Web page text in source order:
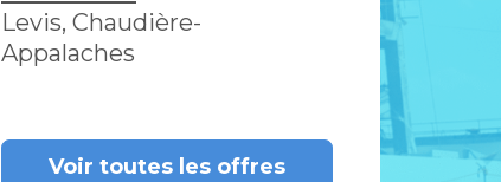
Levis, Chaudière-
Appalaches
Voir toutes les offres